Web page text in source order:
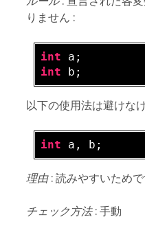
りません :
int
int
以下の使用法は避けな
int
理由: 読みやすいため
チェック方法: 手動